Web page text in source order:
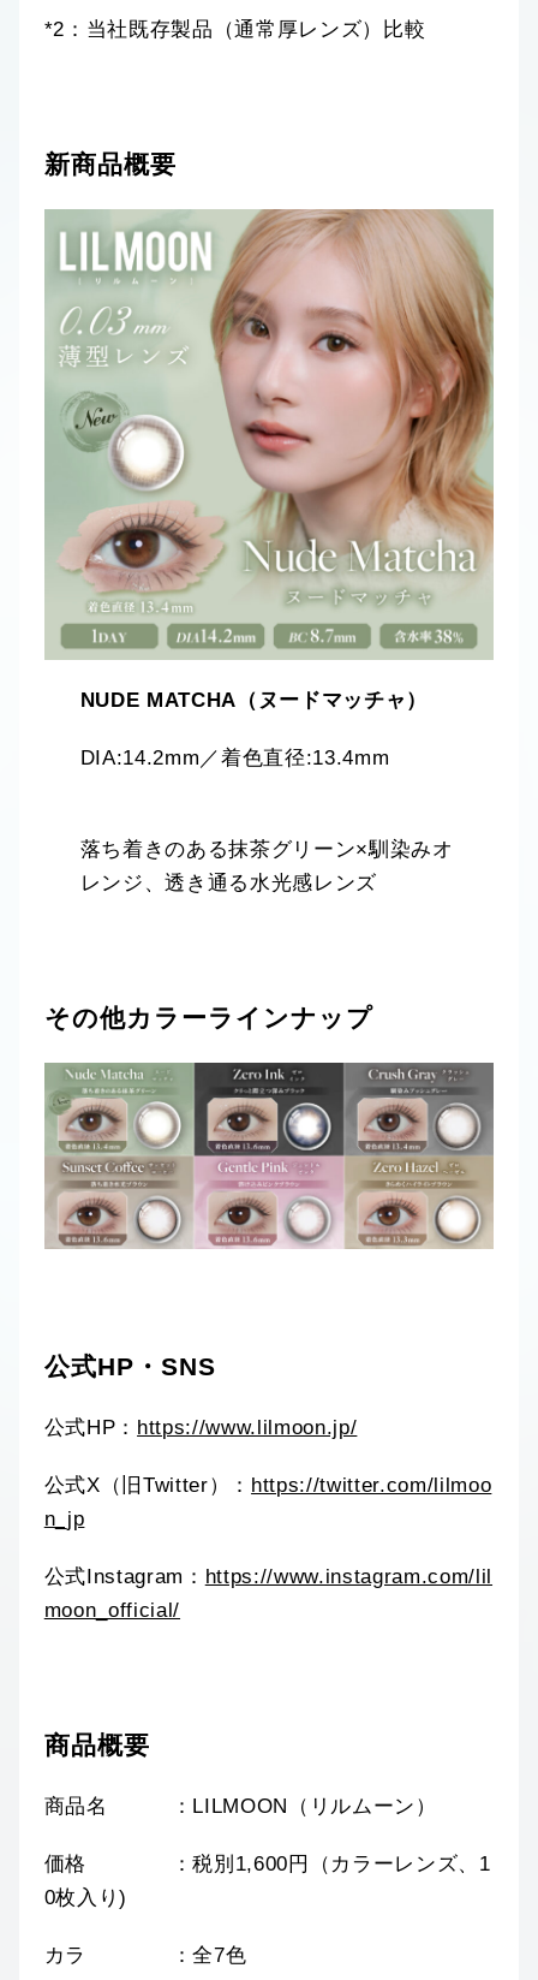
*2：当社既存製品（通常厚レンズ）比較
新商品概要
NUDE MATCHA（ヌードマッチャ）
DIA:14.2mm／着色直径:13.4mm
落ち着きのある抹茶グリーン×馴染みオ
レンジ、透き通る水光感レンズ
その他カラーラインナップ
公式HP・SNS
公式HP： https://www.lilmoon.jp/
公式X（旧Twitter）： https://twitter.com/lilmoo
n_jp
公式Instagram： https://www.instagram.com/lil
moon_official/
商品概要
商品名 ：LILMOON（リルムーン）
価格 ：税別1,600円（カラーレンズ、1
0枚入り)
カラ ：全7色